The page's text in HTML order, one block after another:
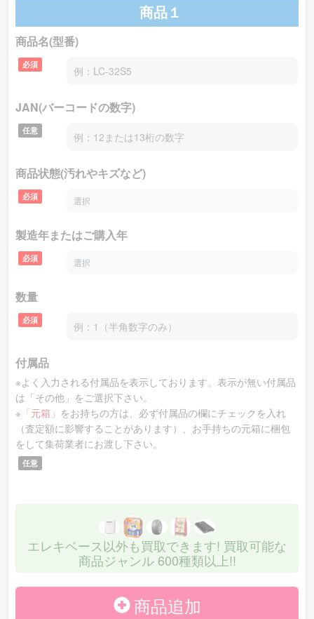
Series Jazz Bass [Brown Sunbu...を買取価格相場〜
15800円で買取致します！
BASS [2 Tone Sunburst]を買取価格相場
フェンダー
Modified Jazz Bass Fretless [3...
27200円
で買取致します！
ESPのエレキベース 型番：
Akihiro Namba ESP GARAGE-III
〜
140200円
モモセのエレキベース 型番：MP2-STD/Mを買
取価格相場〜78300円 で買取致します！
のエレキベース 型番：
商品１
商品名(型番)
必須
JAN(バーコードの数字)
任意
商品状態(汚れやキズなど)
必須
製造年またはご購入年
必須
数量
必須
付属品
※よく入力される付属品を表示しております。表示が無い付属品
は「その他」をご選択下さい。
※ 「元箱」 をお持ちの方は、必ず付属品の欄にチェックを入れ
（査定額に影響することがあります）、お手持ちの元箱に梱包
をして集荷業者にお渡し下さい。
任意
エレキベース以外も買取できます! 買取可能な
商品ジャンル 600種類以上!!
商品追加